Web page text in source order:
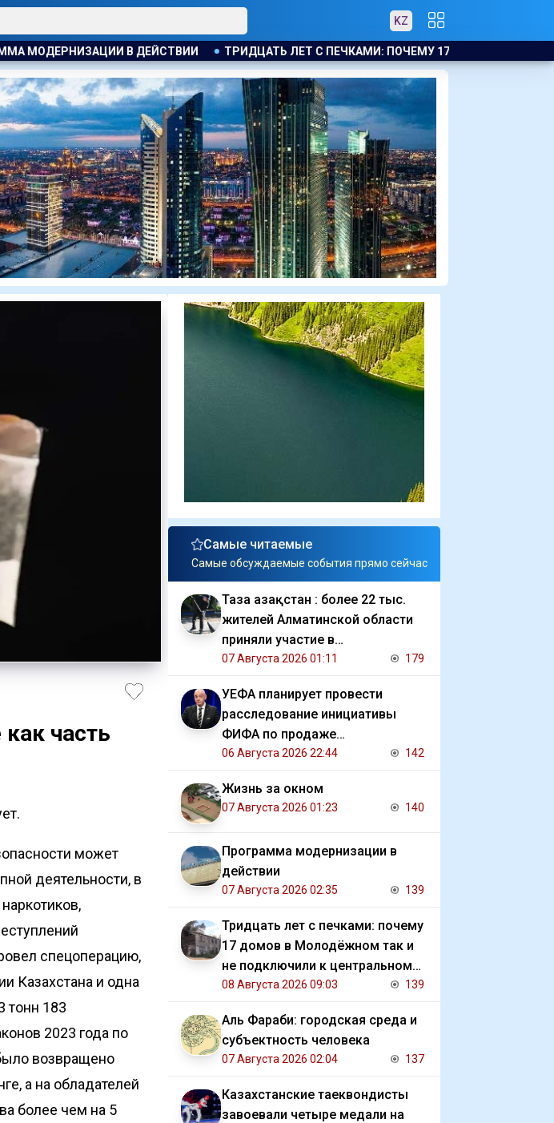
KZ
ТРИДЦАТЬ ЛЕТ С ПЕЧКАМИ: ПОЧЕМУ 17 ДОМОВ В МОЛОДЁЖНОМ ТАК И НЕ
часть
может
деятельности, в
спецоперацию,
Казахстана и одна
тонн 183
2023 года по
возвращено
а на обладателей
более чем на 5
Самые читаемые
Самые обсуждаемые события прямо сейчас
Таза Қазақстан : более 22 тыс.
жителей Алматинской области
приняли участие в
экологической акции
07 Августа 2026 01:11 179
УЕФА планирует провести
расследование инициативы
ФИФА по продаже
коммерческих прав на ЧМ
06 Августа 2026 22:44 142
Жизнь за окном
07 Августа 2026 01:23 140
Программа модернизации в
действии
07 Августа 2026 02:35 139
Тридцать лет с печками: почему
17 домов в Молодёжном так и
не подключили к центральному
отоплению
08 Августа 2026 09:03 139
Аль Фараби: городская среда и
субъектность человека
07 Августа 2026 02:04 137
Казахстанские таеквондисты
завоевали четыре медали на